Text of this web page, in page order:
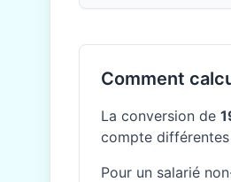
Comment
La conversion de
compte
Pour un salarié